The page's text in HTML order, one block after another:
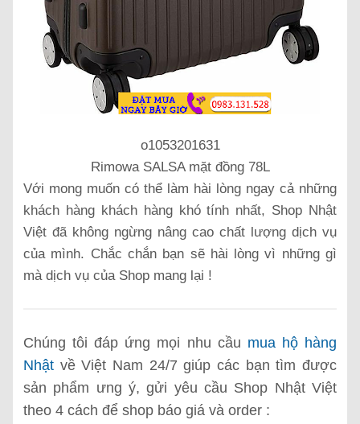
o1053201631
Rimowa SALSA mặt đồng 78L
Với mong muốn có thể làm hài lòng ngay cả những
khách hàng khách hàng khó tính nhất, Shop Nhật
Việt đã không ngừng nâng cao chất lượng dịch vụ
của mình. Chắc chắn bạn sẽ hài lòng vì những gì
mà dịch vụ của Shop mang lại !
Chúng tôi đáp ứng mọi nhu cầu mua hộ hàng
Nhật về Việt Nam 24/7 giúp các bạn tìm được
sản phẩm ưng ý, gửi yêu cầu Shop Nhật Việt
theo 4 cách để shop báo giá và order :